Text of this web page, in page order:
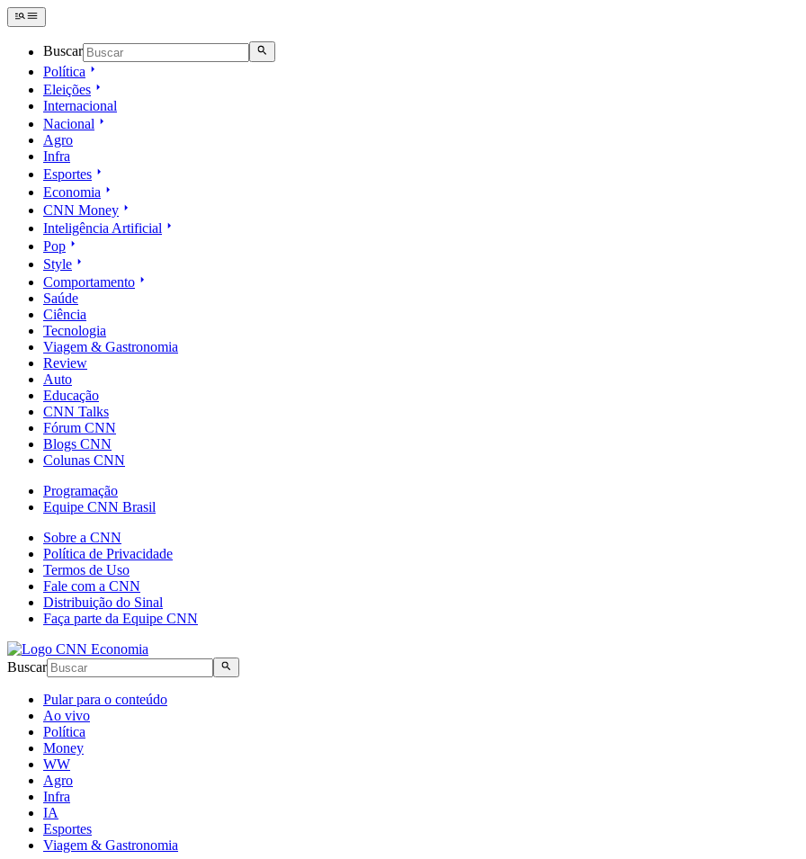
Buscar
Política
Eleições
Internacional
Nacional
Agro
Infra
Esportes
Economia
CNN Money
Inteligência Artificial
Pop
Style
Comportamento
Saúde
Ciência
Tecnologia
Viagem & Gastronomia
Review
Auto
Educação
CNN Talks
Fórum CNN
Blogs CNN
Colunas CNN
Programação
Equipe CNN Brasil
Sobre a CNN
Política de Privacidade
Termos de Uso
Fale com a CNN
Distribuição do Sinal
Faça parte da Equipe CNN
Buscar
Pular para o conteúdo
Ao vivo
Política
Money
WW
Agro
Infra
IA
Esportes
Viagem & Gastronomia